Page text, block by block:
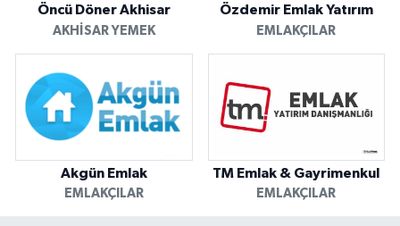
Öncü Döner Akhisar
AKHISAR YEMEK
Özdemir Emlak Yatırım
EMLAKÇILAR
Akgün Emlak
EMLAKÇILAR
TM Emlak & Gayrimenkul
EMLAKÇILAR